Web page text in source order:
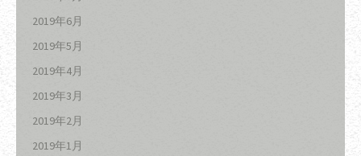
2019年6月
2019年5月
2019年4月
2019年3月
2019年2月
2019年1月